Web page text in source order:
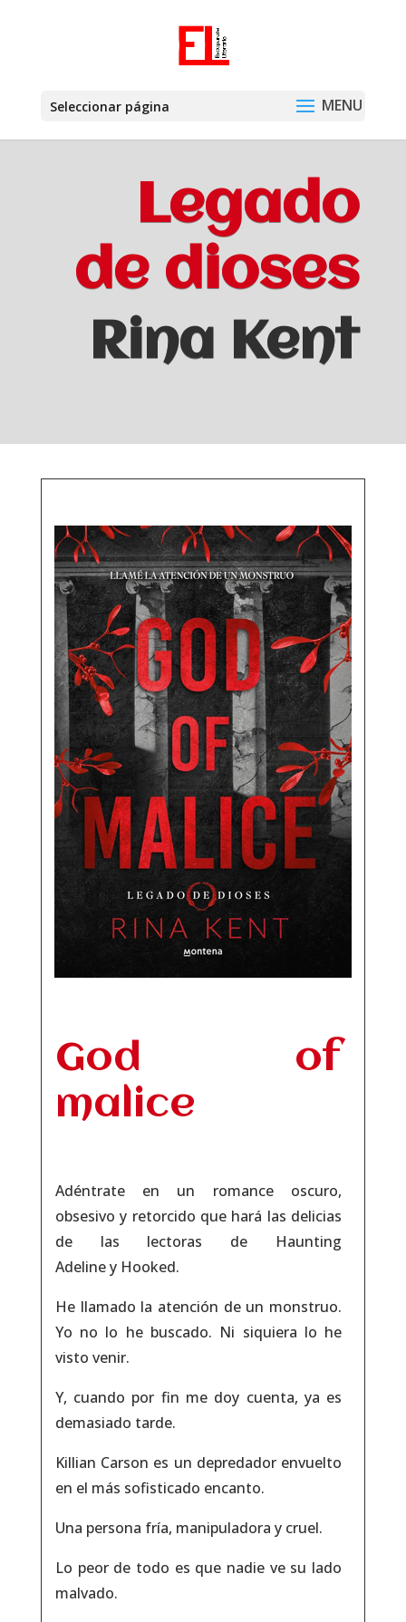
Seleccionar página
Legado
de dioses
Rina Kent
God of
malice
Adéntrate en un romance oscuro,
obsesivo y retorcido que hará las delicias
de las lectoras de
Haunting
Adeliney Hooked.
He llamado la atención de un monstruo.
Yo no lo he buscado. Ni siquiera lo he
visto venir.
Y, cuando por fin me doy cuenta, ya es
demasiado tarde.
Killian Carson es un depredador envuelto
en el más sofisticado encanto.
Una persona fría, manipuladora y cruel.
Lo peor de todo es que nadie ve su lado
malvado.